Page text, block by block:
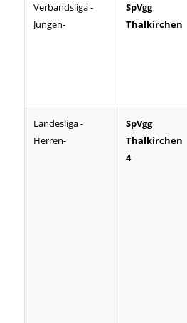
Verbandsliga -
Jungen-
SpVgg
Thalkirchen
Landesliga -
Herren-
SpVgg
Thalkirchen
4